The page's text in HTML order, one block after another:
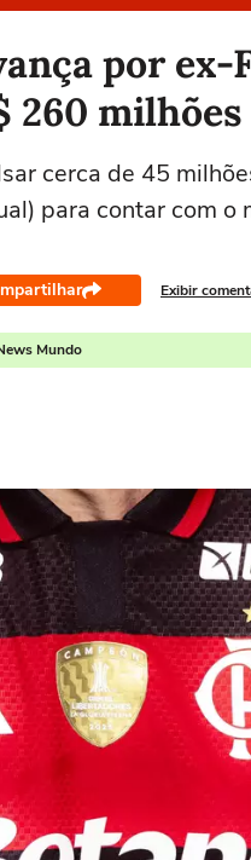
por ex-
260 milhões
cerca de 45
para contar com
Exibir
Mundo